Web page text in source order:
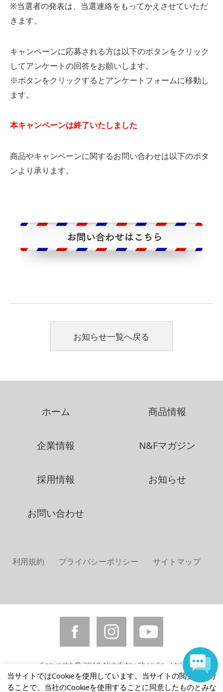
※当選者の発表は、当選連絡をもってかえさせていただ
きます。
キャンペーンに応募される方は以下のボタンをクリック
してアンケートの回答をお願いします。
※ボタンをクリックするとアンケートフォームに移動し
ます。
本キャンペーンは終了いたしました
商品やキャンペーンに関するお問い合わせは以下のボタ
ンより承ります。
お知らせ一覧へ戻る
ホーム 商品情報
企業情報 N&Fマガジン
採用情報 お知らせ
お問い合わせ
利用規約 プライバシーポリシー サイトマップ
Copyright © 2018 Nichifutsu Shoji Co., Ltd.
All rights reserved.
当サイトではCookieを使用しています。当サイトの閲覧を続け
ることで、当社のCookieを使用することに同意したものとみな